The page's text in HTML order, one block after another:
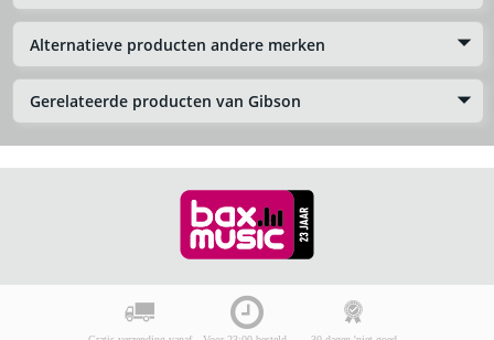
Alternatieve producten andere merken
Gerelateerde producten van Gibson